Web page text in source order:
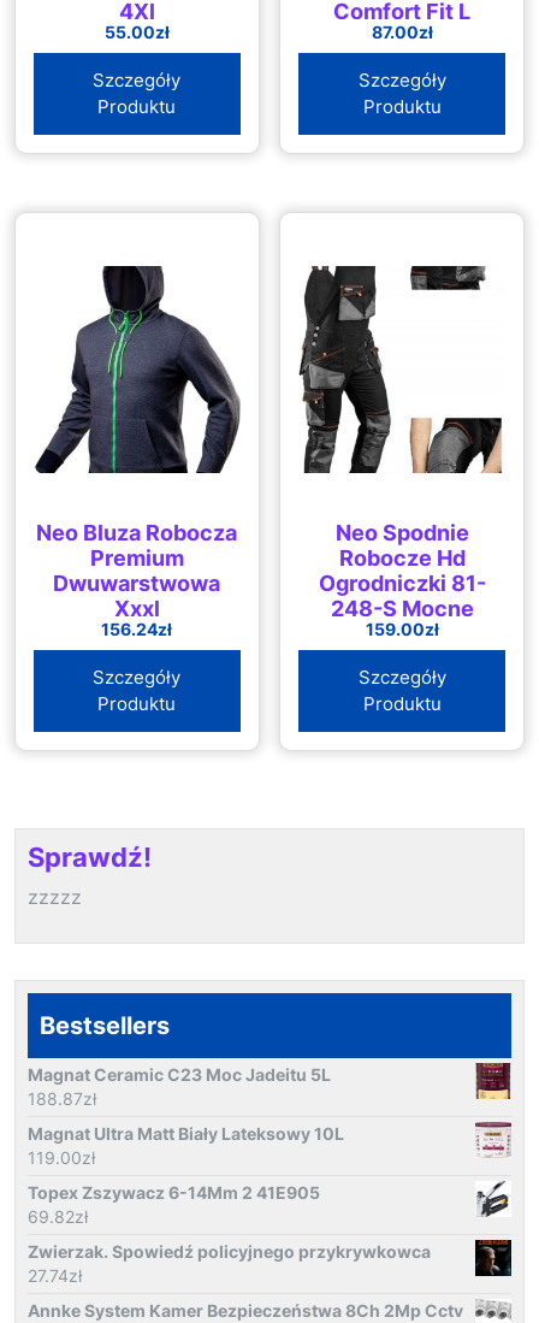
4Xl
55.00zł
Szczegóły
Produktu
Comfort Fit L
87.00zł
Szczegóły
Produktu
Neo Bluza Robocza
Premium
Dwuwarstwowa
Xxxl
156.24zł
Szczegóły
Produktu
Neo Spodnie
Robocze Hd
Ogrodniczki 81-
248-S Mocne
159.00zł
Szczegóły
Produktu
Sprawdź!
zzzzz
Bestsellers
Magnat Ceramic C23 Moc Jadeitu 5L
188.87zł
Magnat Ultra Matt Biały Lateksowy 10L
119.00zł
Topex Zszywacz 6-14Mm 2 41E905
69.82zł
Zwierzak. Spowiedź policyjnego przykrywkowca
27.74zł
Annke System Kamer Bezpieczeństwa 8Ch 2Mp Cctv